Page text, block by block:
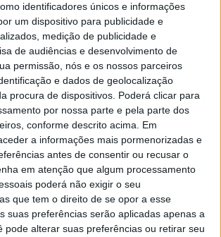
identificadores únicos e informações
um dispositivo para publicidade e
medição de publicidade e
de audiências e desenvolvimento de
permissão, nós e os nossos parceiros
e dados de geolocalização
procura de dispositivos. Poderá clicar para
por nossa parte e pela parte dos
conforme descrito acima. Em
a informações mais pormenorizadas e
antes de consentir ou recusar o
em atenção que algum processamento
poderá não exigir o seu
que tem o direito de se opor a esse
suas preferências serão aplicadas apenas a
pode alterar suas preferências ou retirar seu
para beber em 2018
boas-vindas ao novo ano, à vida
isso, o tempo é de reavaliar a
tem a garantia do
da VISÃO Se7e, Manuel
Silva, numa seleção dividida em
grandes brancos, espumantes,
boas e acessíveis
Se7e